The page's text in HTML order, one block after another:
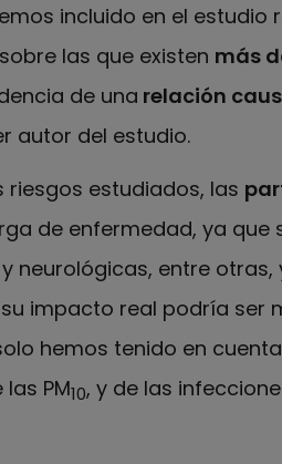
incluido en el estudio
las que existen más
de una relación
autor del estudio.
riesgos estudiados, las
de enfermedad, ya que
neurológicas, entre
impacto real podría ser
hemos tenido en
PM10, y de las